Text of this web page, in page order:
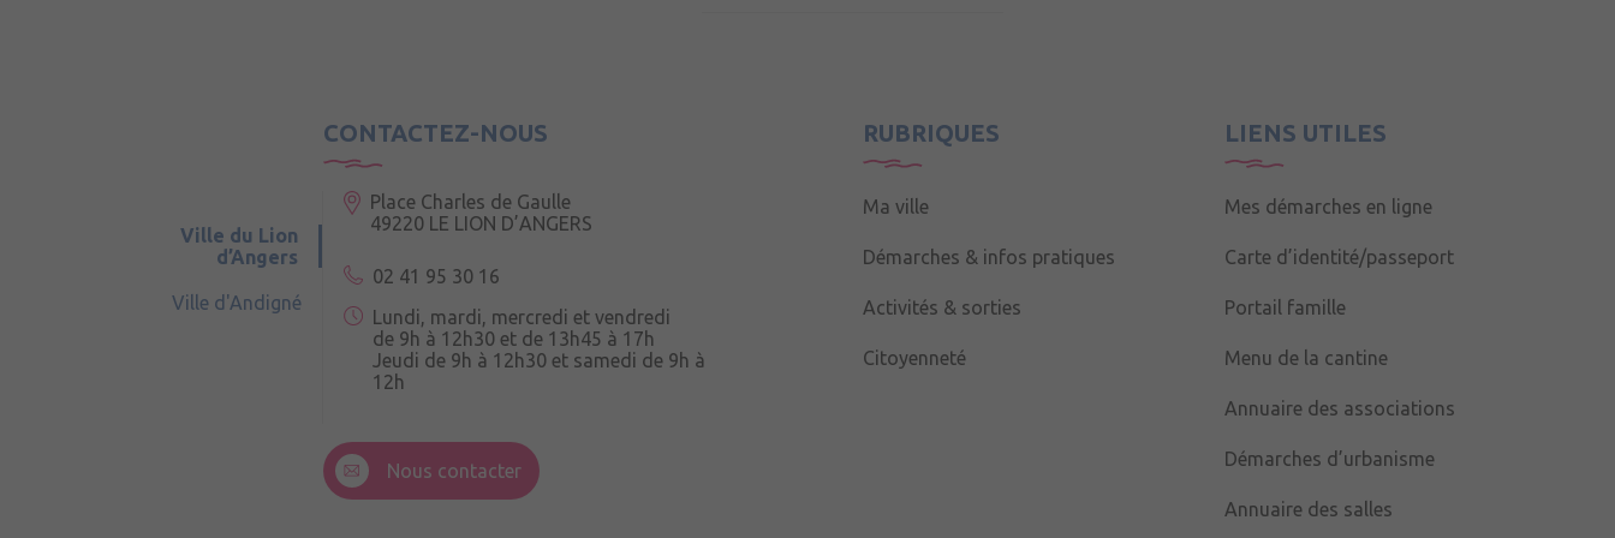
CONTACTEZ-NOUS
Ville du Lion
d’Angers
Ville d'Andigné
Place Charles de Gaulle
49220 LE LION D’ANGERS
02 41 95 30 16
Lundi, mardi, mercredi et vendredi
de 9h à 12h30 et de 13h45 à 17h
Jeudi de 9h à 12h30 et samedi de 9h à
12h
Nous contacter
RUBRIQUES
Ma ville
Démarches & infos pratiques
Activités & sorties
Citoyenneté
LIENS UTILES
Mes démarches en ligne
Carte d’identité/passeport
Portail famille
Menu de la cantine
Annuaire des associations
Démarches d’urbanisme
Annuaire des salles